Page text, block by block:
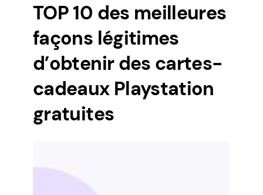
TOP 10 des meilleures
façons légitimes
d’obtenir des cartes-
cadeaux Playstation
gratuites